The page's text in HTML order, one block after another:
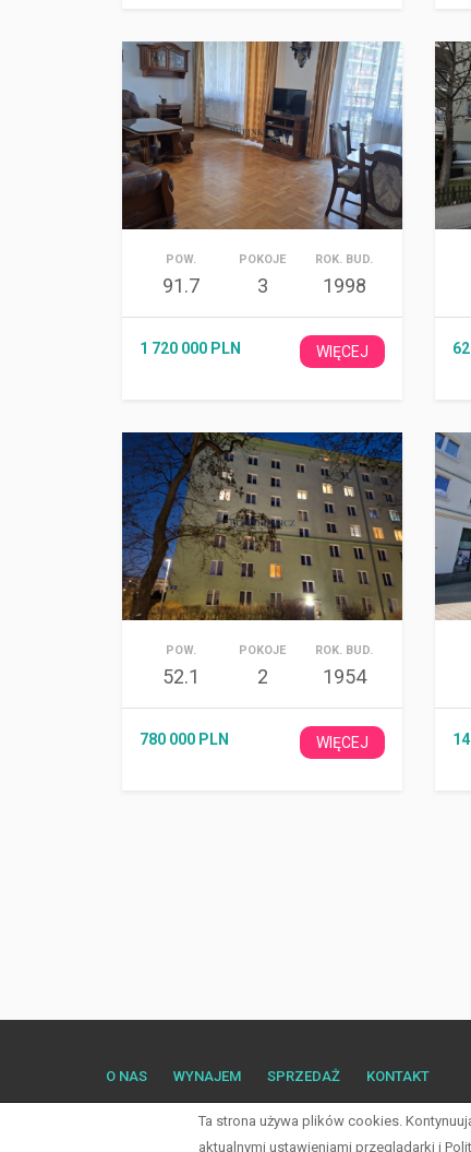
POW.
91.7
POKOJE
3
ROK. BUD.
1998
1 720 000 PLN WIĘCEJ
POW.
52.1
POKOJE
2
ROK. BUD.
1954
780 000 PLN WIĘCEJ
O NAS WYNAJEM SPRZEDAŻ KONTAKT
Ta strona używa plików cookies.
aktualnymi ustawieniami przeglądarki i